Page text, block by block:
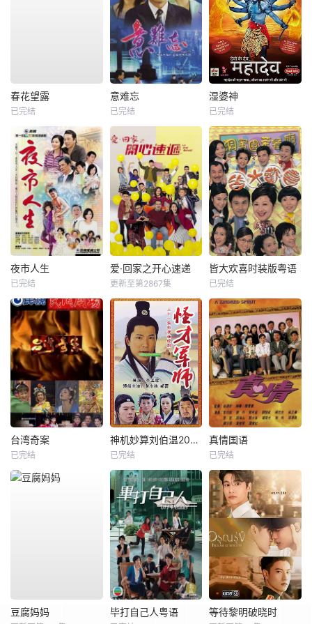
春花望露
已完结
意难忘
已完结
湿婆神
已完结
夜市人生
已完结
爱·回家之开心速递
更新至第2867集
皆大欢喜时装版粤语
已完结
台湾奇案
已完结
神机妙算刘伯温2006
已完结
真情国语
已完结
豆腐妈妈 毕打自己人粤语 等待黎明破晓时